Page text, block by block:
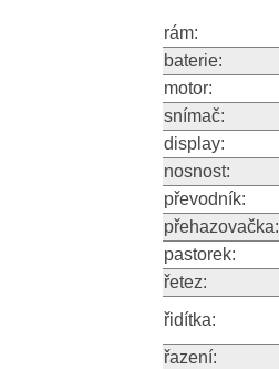
rám:
baterie:
motor:
snímač:
display:
nosnost:
převodník:
přehazovačka:
pastorek:
řetez:
řidítka:
řazení: